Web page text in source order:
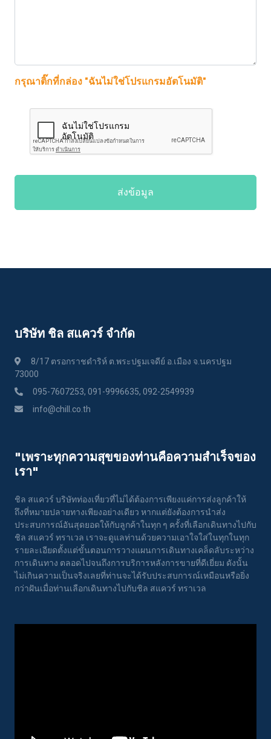
กรุณาติ๊กที่กล่อง "ฉันไม่ใช่โปรแกรมอัตโนมัติ"
ส่งข้อมูล
บริษัท ชิล สแควร์ จำกัด
8/17 ตรอกราชดำริห์ ต.พระปฐมเจดีย์ อ.เมือง จ.นครปฐม
73000
095-7607253, 091-9996635, 092-2549939
info@chill.co.th
"เพราะทุกความสุขของท่านคือความสําเร็จของ
เรา"
ชิล สแควร์ บริษัทท่องเที่ยวที่ไม่ได้ต้องการเพียงแค่การส่งลูกค้าให้
ถึงที่หมายปลายทางเพียงอย่างเดียว หากแต่ยังต้องการนำส่ง
ประสบการณ์อันสุดยอดให้กับลูกค้าในทุก ๆ ครั้งที่เลือกเดินทางไปกับ
ชิล สแควร์ ทราเวล เราจะดูแลท่านด้วยความเอาใจใส่ในทุกในทุก
รายละเอียดตั้งแต่ขั้นตอนการวางแผนการเดินทางเคล็ดลับระหว่าง
การเดินทาง ตลอดไปจนถึงการบริการหลังการขายที่ดีเยี่ยม ดังนั้น
ไม่เกินความเป็นจริงเลยที่ท่านจะได้รับประสบการณ์เหมือนหรือยิ่ง
กว่าฝันเมื่อท่านเลือกเดินทางไปกับชิล สแควร์ ทราเวล